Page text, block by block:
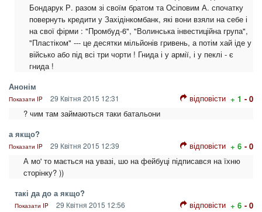
Бондарук Р. разом зі своїм братом та Осіповим А. спочатку
повернуть кредити у Західінкомбанк, які вони взяли на себе і
на свої фірми : "Промбуд-6", "Волинська інвестиційна група",
"Пластіком" --- це десятки мільйонів гривень, а потім хай іде у
військо або під всі три чорти ! Гнида і у армії, і у пеклі - є
гнида !
Анонім
Показати IP 29 Квітня 2015 12:31 відповісти + 1 - 0
? чим там займаються таки батальони
а якщо?
Показати IP 29 Квітня 2015 12:39 відповісти + 6 - 0
А мо' то мається на увазі, шо на фейбуці підписався на їхню
сторінку? ))
такі да до а якщо?
Показати IP 29 Квітня 2015 12:56 відповісти + 6 - 0